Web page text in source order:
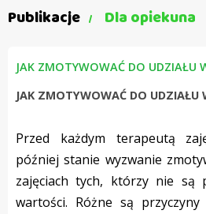
Publikacje Dla opiekuna
JAK ZMOTYWOWAĆ DO UDZIAŁU
JAK ZMOTYWOWAĆ DO UDZIAŁU
Przed każdym terapeutą
później stanie wyzwanie
zajęciach tych, którzy nie są
wartości. Różne są